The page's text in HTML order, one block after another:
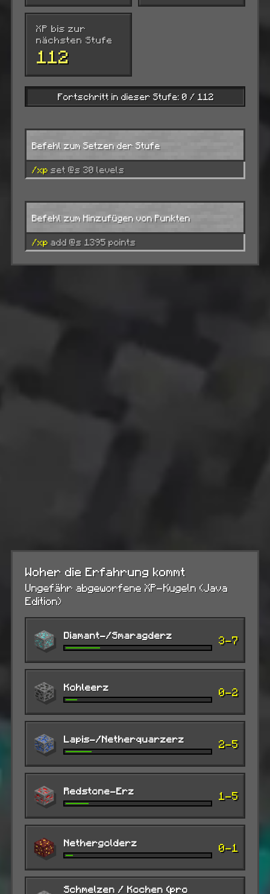
XP bis zur
nächsten Stufe
112
Fortschritt in dieser Stufe: 0 / 112
Befehl zum Setzen der Stufe
/xp set @s 30 levels
Befehl zum Hinzufügen von Punkten
/xp add @s 1395 points
Woher die Erfahrung kommt
Ungefähr abgeworfene XP-Kugeln (Java
Edition)
Diamant-/Smaragderz 3-7
Kohleerz 0-2
Lapis-/Netherquarzerz 2-5
Redstone-Erz 1-5
Nethergolderz 0-1
Schmelzen / Kochen (pro